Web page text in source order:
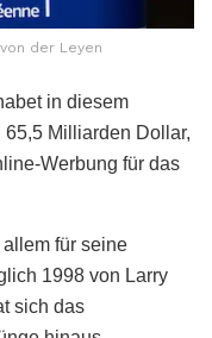
der Leyen
in diesem
Milliarden Dollar,
Werbung für das
für seine
1998 von Larry
sich das